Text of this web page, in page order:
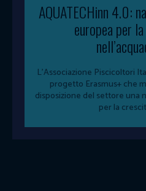
AQUATECHinn 4.0:
europea per
L'Associazione Piscicoltori
progetto Erasmus+ che
disposizione del settore una
per la